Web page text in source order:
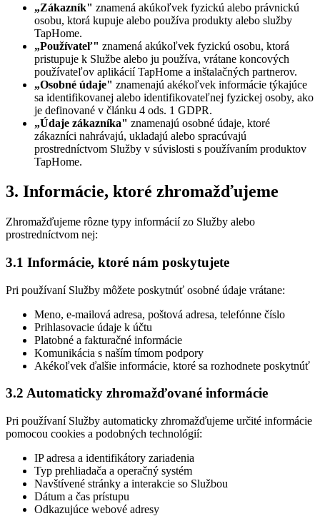
„Zákazník" znamená akúkoľvek fyzickú alebo právnickú
osobu, ktorá kupuje alebo používa produkty alebo služby
TapHome.
„Používateľ" znamená akúkoľvek fyzickú osobu, ktorá
pristupuje k Službe alebo ju používa, vrátane koncových
používateľov aplikácií TapHome a inštalačných partnerov.
„Osobné údaje" znamenajú akékoľvek informácie týkajúce
sa identifikovanej alebo identifikovateľnej fyzickej osoby, ako
je definované v článku 4 ods. 1 GDPR.
„Údaje zákazníka" znamenajú osobné údaje, ktoré
zákazníci nahrávajú, ukladajú alebo spracúvajú
prostredníctvom Služby v súvislosti s používaním produktov
TapHome.
3. Informácie, ktoré zhromažďujeme
Zhromažďujeme rôzne typy informácií zo Služby alebo
prostredníctvom nej:
3.1 Informácie, ktoré nám poskytujete
Pri používaní Služby môžete poskytnúť osobné údaje vrátane:
Meno, e-mailová adresa, poštová adresa, telefónne číslo
Prihlasovacie údaje k účtu
Platobné a fakturačné informácie
Komunikácia s naším tímom podpory
Akékoľvek ďalšie informácie, ktoré sa rozhodnete poskytnúť
3.2 Automaticky zhromažďované informácie
Pri používaní Služby automaticky zhromažďujeme určité informácie
pomocou cookies a podobných technológií:
IP adresa a identifikátory zariadenia
Typ prehliadača a operačný systém
Navštívené stránky a interakcie so Službou
Dátum a čas prístupu
Odkazujúce webové adresy